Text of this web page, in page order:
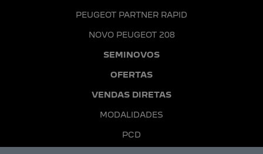
PEUGEOT PARTNER RAPID
NOVO PEUGEOT 208
SEMINOVOS
OFERTAS
VENDAS DIRETAS
MODALIDADES
PCD